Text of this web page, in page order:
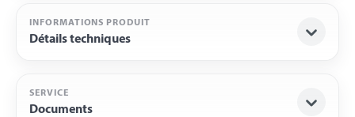
INFORMATIONS PRODUIT
Détails techniques
SERVICE
Documents